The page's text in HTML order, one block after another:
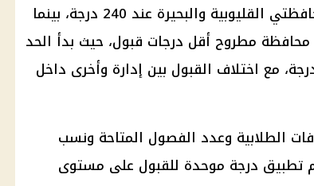
وجاء أعلى حد أدنى للقبول في محافظتي القليوبية والبحيرة عند 240 درجة، بينما
مطروح أقل درجات قبول، حيث بدأ الحد
في إدارة السلوم من 160 درجة، مع اختلاف القبول بين إدارة وأخرى داخل
الطلابية وعدد الفصول المتاحة ونسب
تطبيق درجة موحدة للقبول على مستوى